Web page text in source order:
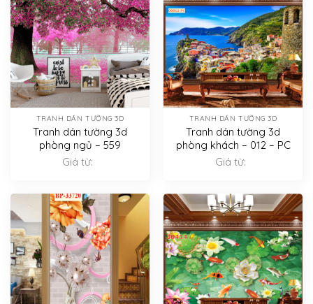
TRANH DÁN TƯỜNG 3D
Tranh dán tường 3d
phòng ngủ – 559
Giá từ:
TRANH DÁN TƯỜNG 3D
Tranh dán tường 3d
phòng khách – 012 – PC
Giá từ: